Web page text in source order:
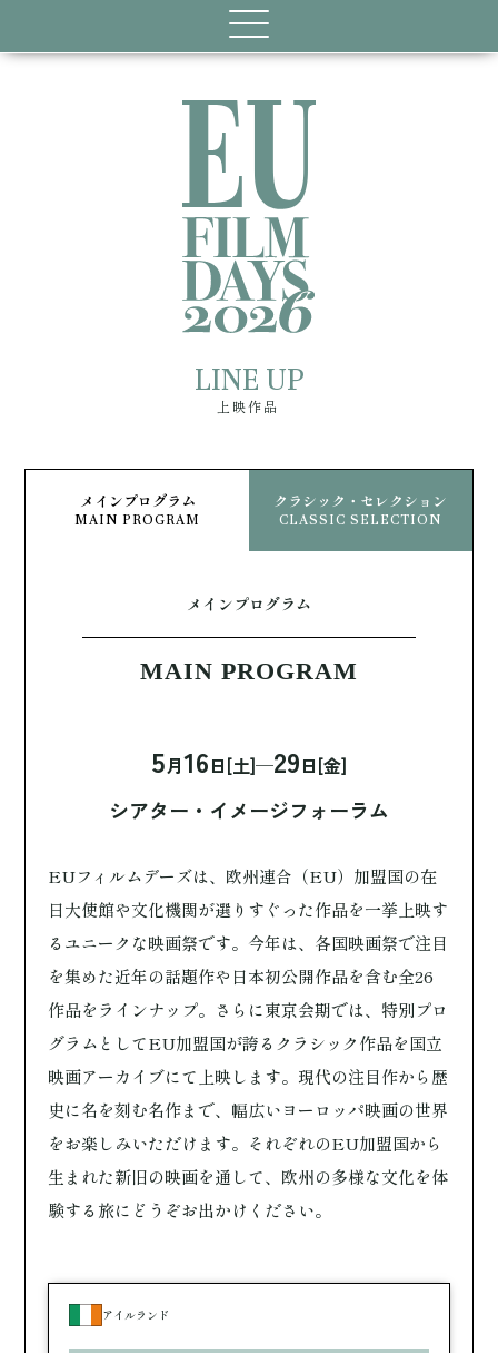
LINE UP
上映作品
メインプログラム
MAIN PROGRAM
メインプログラム
MAIN PROGRAM
5月16日[土]─29日[金]
シアター・イメージフォーラム
EUフィルムデーズは、欧州連合（EU）加盟国の在
日大使館や文化機関が選りすぐった作品を一挙上映す
るユニークな映画祭です。今年は、各国映画祭で注目
を集めた近年の話題作や日本初公開作品を含む全26
作品をラインナップ。さらに東京会期では、特別プロ
グラムとしてEU加盟国が誇るクラシック作品を国立
映画アーカイブにて上映します。現代の注目作から歴
史に名を刻む名作まで、幅広いヨーロッパ映画の世界
をお楽しみいただけます。それぞれのEU加盟国から
生まれた新旧の映画を通して、欧州の多様な文化を体
験する旅にどうぞお出かけください。
アイルランド
クラシック・セレクション
CLASSIC SELECTION